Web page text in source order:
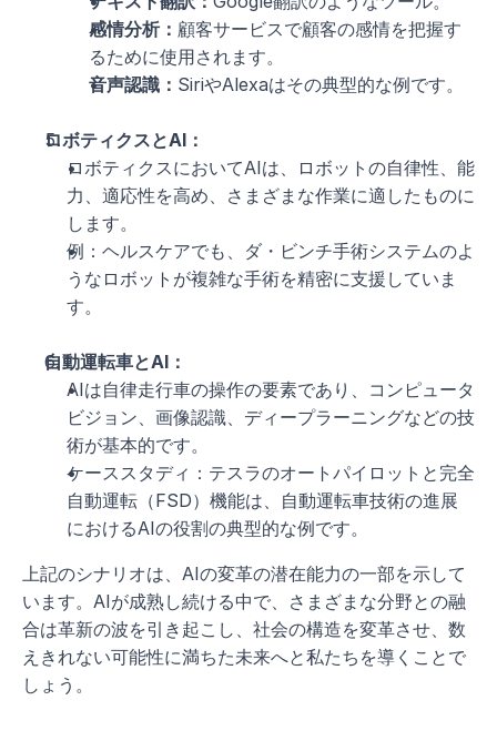
感情分析： 顧客サービスで顧客の感情を把握す
るために使用されます。
音声認識： SiriやAlexaはその典型的な例です。
ロボティクスとAI：
ロボティクスにおいてAIは、ロボットの自律性、能
力、適応性を高め、さまざまな作業に適したものに
します。
例：ヘルスケアでも、ダ・ビンチ手術システムのよ
うなロボットが複雑な手術を精密に支援していま
す。
自動運転車とAI：
AIは自律走行車の操作の要素であり、コンピュータ
ビジョン、画像認識、ディープラーニングなどの技
術が基本的です。
ケーススタディ：テスラのオートパイロットと完全
自動運転（FSD）機能は、自動運転車技術の進展
におけるAIの役割の典型的な例です。
上記のシナリオは、AIの変革の潜在能力の一部を示して
います。AIが成熟し続ける中で、さまざまな分野との融
合は革新の波を引き起こし、社会の構造を変革させ、数
えきれない可能性に満ちた未来へと私たちを導くことで
しょう。